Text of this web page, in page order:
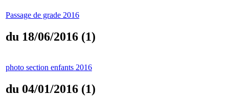
Passage de grade 2016
du 18/06/2016 (1)
photo section enfants 2016
du 04/01/2016 (1)